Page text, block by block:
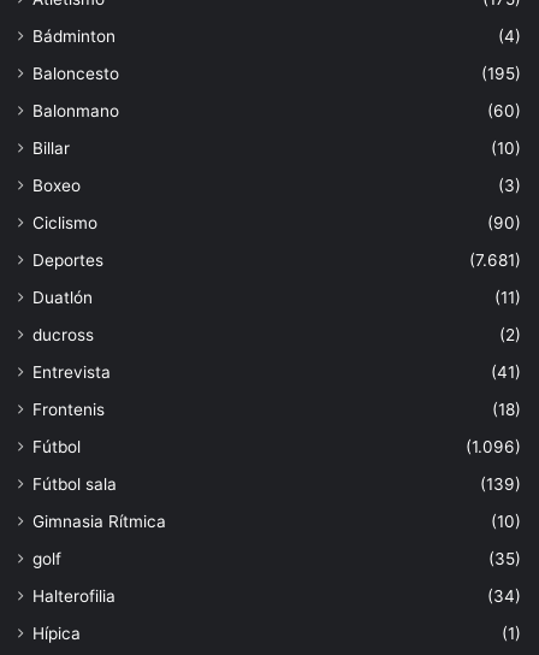
Bádminton
(4)
Baloncesto
(195)
Balonmano
(60)
Billar
(10)
Boxeo
(3)
Ciclismo
(90)
Deportes
(7.681)
Duatlón
(11)
ducross
(2)
Entrevista
(41)
Frontenis
(18)
Fútbol
(1.096)
Fútbol sala
(139)
Gimnasia Rítmica
(10)
golf
(35)
Halterofilia
(34)
Hípica
(1)